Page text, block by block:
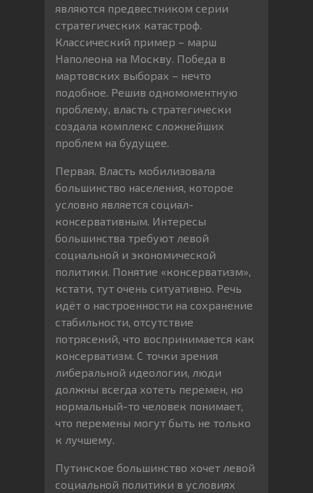
являются предвестником серии
стратегических катастроф.
Классический пример – марш
Наполеона на Москву. Победа в
мартовских выборах – нечто
подобное. Решив одномоментную
проблему, власть стратегически
создала комплекс сложнейших
проблем на будущее.
Первая. Власть мобилизовала
большинство населения, которое
условно является социал-
консервативным. Интересы
большинства требуют левой
социальной и экономической
политики. Понятие «консерватизм»,
кстати, тут очень ситуативно. Речь
идёт о настроенности на сохранение
стабильности, отсутствие
потрясений, что воспринимается как
консерватизм. С точки зрения
либеральной идеологии, люди
должны всегда хотеть перемен, но
нормальный-то человек понимает,
что перемены могут быть не только
к лучшему.
Путинское большинство хочет левой
социальной политики в условиях